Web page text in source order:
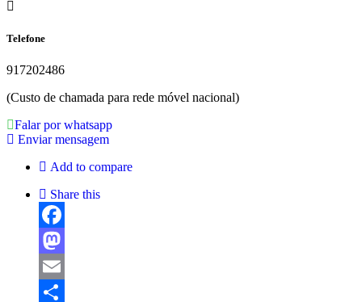
Telefone
917202486
(Custo de chamada para rede móvel nacional)
Falar por whatsapp
Enviar mensagem
Add to compare
Share this
Facebook
Mastodon
Email